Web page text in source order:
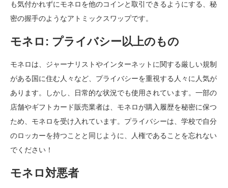
も気付かれずにモネロを他のコインと取引できるようにする、秘
密の握手のようなアトミックスワップです。
モネロ: プライバシー以上のもの
モネロは、ジャーナリストやインターネットに関する厳しい規制
がある国に住む人々など、プライバシーを重視する人々に人気が
あります。しかし、日常的な状況でも使用されています。一部の
店舗やギフトカード販売業者は、モネロが購入履歴を秘密に保つ
ため、モネロを受け入れています。プライバシーは、学校で自分
のロッカーを持つことと同じように、人権であることを忘れない
でください！
モネロ対悪者